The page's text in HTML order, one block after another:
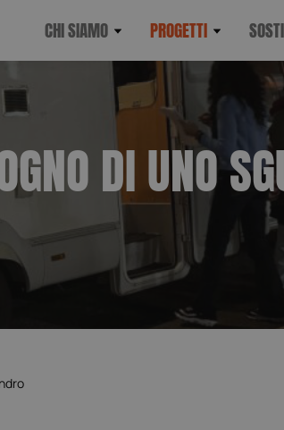
CHI SIAMO PROGETTI
DI UNO